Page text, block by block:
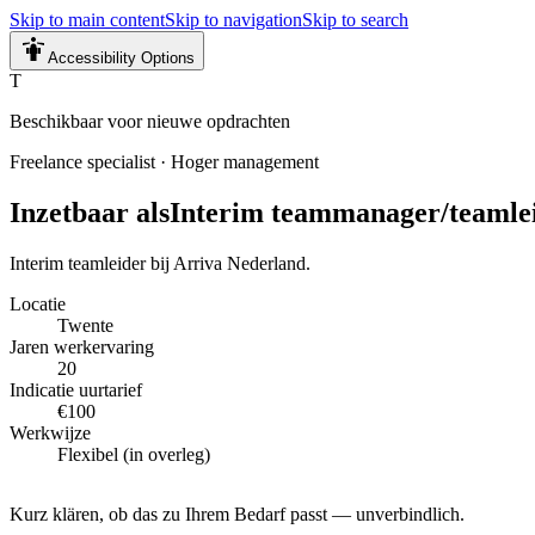
Skip to main contentSkip to navigationSkip to search
Accessibility Options
T
Beschikbaar voor nieuwe opdrachten
Freelance specialist · Hoger management
Inzetbaar alsInterim teammanager/
Interim teamleider bij Arriva Nederland.
Locatie
Twente
Jaren werkervaring
20
Indicatie uurtarief
€100
Werkwijze
Flexibel (in overleg)
Kurz klären, ob das zu Ihrem Bedarf passt — unverbindlich.